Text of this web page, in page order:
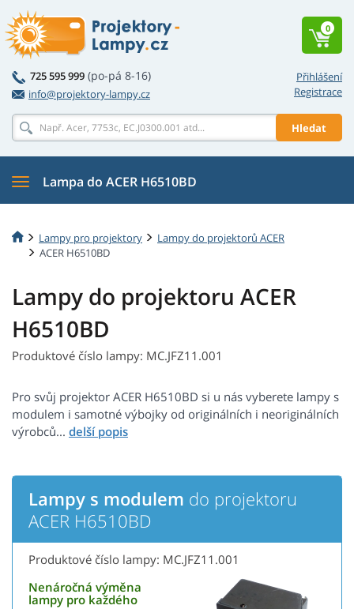
Přihlášení
Registrace
725 595 999 (po-pá 8-16)
info@projektory-lampy.cz
Hledat
0
Lampa do ACER H6510BD
Lampy pro projektory
Lampy do projektorů ACER
ACER H6510BD
Lampy do projektoru ACER
H6510BD
Produktové číslo lampy: MC.JFZ11.001
Pro svůj projektor ACER H6510BD si u nás vyberete lampy s
modulem i samotné výbojky od originálních i neoriginálních
výrobců...
Lampy s modulem do projektoru
ACER H6510BD
Produktové číslo lampy: MC.JFZ11.001
Nenáročná výměna
lampy pro každého